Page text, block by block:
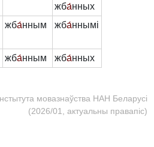
жба́нных
жба́нным жба́ннымі
жба́нным жба́нных
мовазнаўства НАН Беларусі
(2026/01, актуальны правапіс)